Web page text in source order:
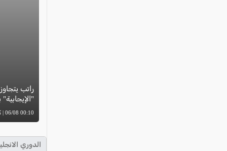
00:10 06/08 | كل العرب
الدوري